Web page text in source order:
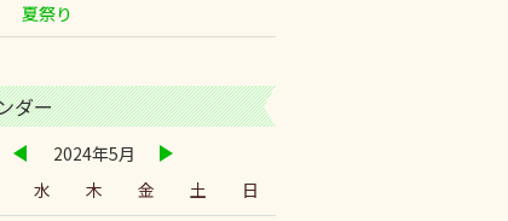
夏祭り
ダー
2024年5月
水 木 金 土 日